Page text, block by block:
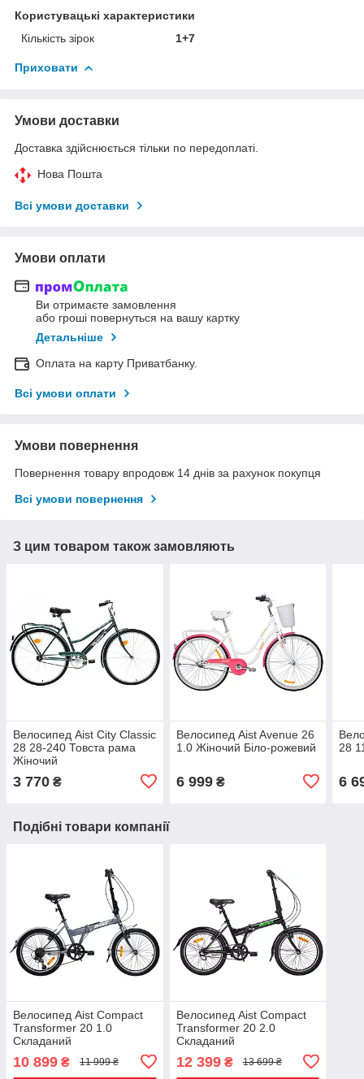
Користувацькі характеристики
Кількість зірок
1+7
Приховати
Умови доставки
Доставка здійснюється тільки по передоплаті.
Нова Пошта
Всі умови доставки
Умови оплати
Ви отримаєте замовлення
або гроші повернуться на вашу картку
Детальніше
Оплата на карту Приватбанку.
Всі умови оплати
Умови повернення
Повернення товару впродовж 14 днів за рахунок покупця
Всі умови повернення
З цим товаром також замовляють
Велосипед Aist City Classic
28 28-240 Товста рама
Жіночий
3 770 ₴
Велосипед Aist Avenue 26
1.0 Жіночий Біло-рожевий
6 999₴
28
6
Подібні товари компанії
Велосипед Aist Compact
Transformer 20 1.0
Складаний
10 899 ₴ 11 999 ₴
Велосипед Aist Compact
Transformer 20 2.0
Складаний
12 399₴ 13 699 ₴